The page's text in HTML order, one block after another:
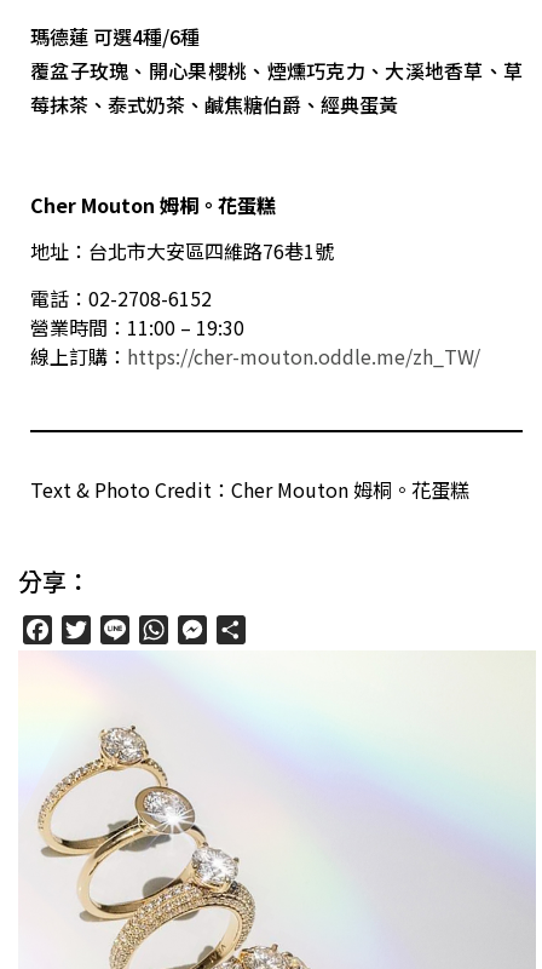
瑪德蓮 可選4種/6種
覆盆子玫瑰、開心果櫻桃、煙燻巧克力、大溪地香草、草
莓抹茶、泰式奶茶、鹹焦糖伯爵、經典蛋黃
Cher Mouton 姆桐。花蛋糕
地址：台北市大安區四維路76巷1號
電話：02-2708-6152
營業時間：11:00 – 19:30
線上訂購： https://cher-mouton.oddle.me/zh_TW/
Text & Photo Credit：Cher Mouton 姆桐。花蛋糕
分享：
FacebookTwitter
Line WhatsAppMessenger